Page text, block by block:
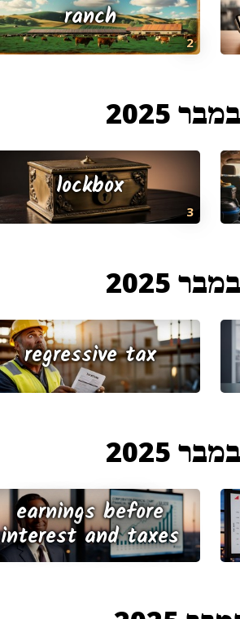
2
ranch
3
lockbox
regressive tax
earnings before
interest and taxes